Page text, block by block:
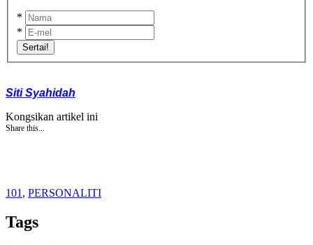
*
*
Sertai!
Siti Syahidah
Kongsikan artikel ini
Share this...
101 , PERSONALITI
Tags